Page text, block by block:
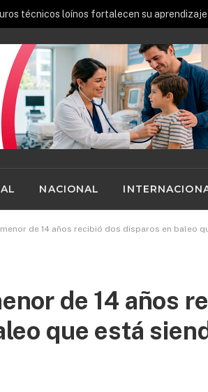
NACIONAL
de 14 años recibió dos disparos en baleo
de 14 años
que está